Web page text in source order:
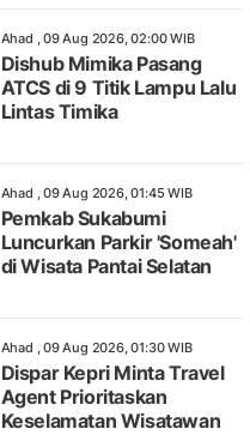
Ahad , 09 Aug 2026, 02:00 WIB
Dishub Mimika Pasang
ATCS di 9 Titik Lampu Lalu
Lintas Timika
Ahad , 09 Aug 2026, 01:45 WIB
Pemkab Sukabumi
Luncurkan Parkir 'Someah'
di Wisata Pantai Selatan
Ahad , 09 Aug 2026, 01:30 WIB
Dispar Kepri Minta Travel
Agent Prioritaskan
Keselamatan Wisatawan